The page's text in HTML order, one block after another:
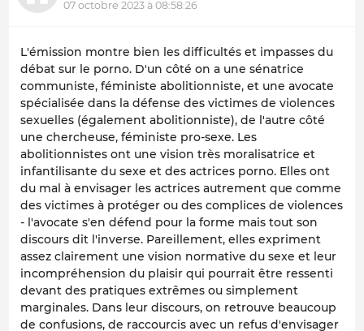
07 octobre 2023 à 08:58:26
L'émission montre bien les difficultés et impasses du
débat sur le porno. D'un côté on a une sénatrice
communiste, féministe abolitionniste, et une avocate
spécialisée dans la défense des victimes de violences
sexuelles (également abolitionniste), de l'autre côté
une chercheuse, féministe pro-sexe. Les
abolitionnistes ont une vision très moralisatrice et
infantilisante du sexe et des actrices porno. Elles ont
du mal à envisager les actrices autrement que comme
des victimes à protéger ou des complices de violences
- l'avocate s'en défend pour la forme mais tout son
discours dit l'inverse. Pareillement, elles expriment
assez clairement une vision normative du sexe et leur
incompréhension du plaisir qui pourrait être ressenti
devant des pratiques extrêmes ou simplement
marginales. Dans leur discours, on retrouve beaucoup
de confusions, de raccourcis avec un refus d'envisager